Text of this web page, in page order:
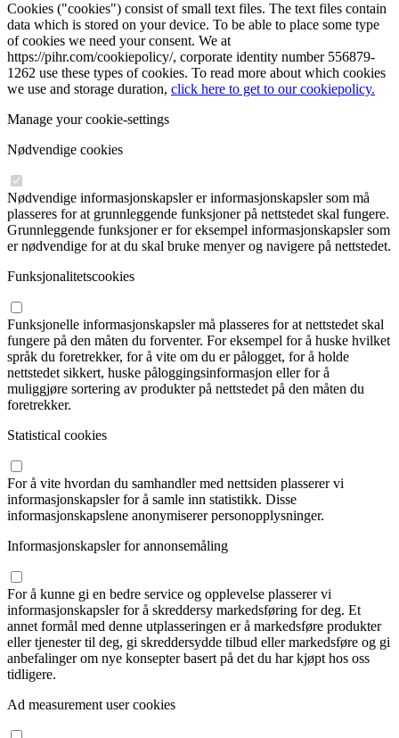
Cookies ("cookies") consist of small text files. The text files contain
data which is stored on your device. To be able to place some type
of cookies we need your consent. We at
https://pihr.com/cookiepolicy/, corporate identity number 556879-
1262 use these types of cookies. To read more about which cookies
we use and storage duration, click here to get to our cookiepolicy.
Manage your cookie-settings
Nødvendige cookies
Nødvendige informasjonskapsler er informasjonskapsler som må
plasseres for at grunnleggende funksjoner på nettstedet skal fungere.
Grunnleggende funksjoner er for eksempel informasjonskapsler som
er nødvendige for at du skal bruke menyer og navigere på nettstedet.
Funksjonalitetscookies
Funksjonelle informasjonskapsler må plasseres for at nettstedet skal
fungere på den måten du forventer. For eksempel for å huske hvilket
språk du foretrekker, for å vite om du er pålogget, for å holde
nettstedet sikkert, huske påloggingsinformasjon eller for å
muliggjøre sortering av produkter på nettstedet på den måten du
foretrekker.
Statistical cookies
For å vite hvordan du samhandler med nettsiden plasserer vi
informasjonskapsler for å samle inn statistikk. Disse
informasjonskapslene anonymiserer personopplysninger.
Informasjonskapsler for annonsemåling
For å kunne gi en bedre service og opplevelse plasserer vi
informasjonskapsler for å skreddersy markedsføring for deg. Et
annet formål med denne utplasseringen er å markedsføre produkter
eller tjenester til deg, gi skreddersydde tilbud eller markedsføre og gi
anbefalinger om nye konsepter basert på det du har kjøpt hos oss
tidligere.
Ad measurement user cookies